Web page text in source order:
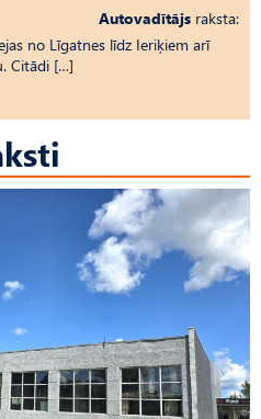
Autovadītājs raksta:
no Līgatnes līdz Ieriķiem arī
Citādi […]